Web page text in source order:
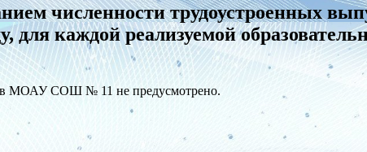
численности трудоустроенных
каждой реализуемой
в МОАУ СОШ № 11 не предусмотрено.